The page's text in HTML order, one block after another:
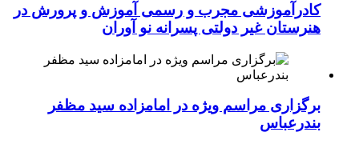
کادرآموزشی مجرب و رسمی آموزش و پرورش در
هنرستان غیر دولتی پسرانه نو آوران
برگزاری مراسم ویژه در امامزاده سید مظفر
بندرعباس